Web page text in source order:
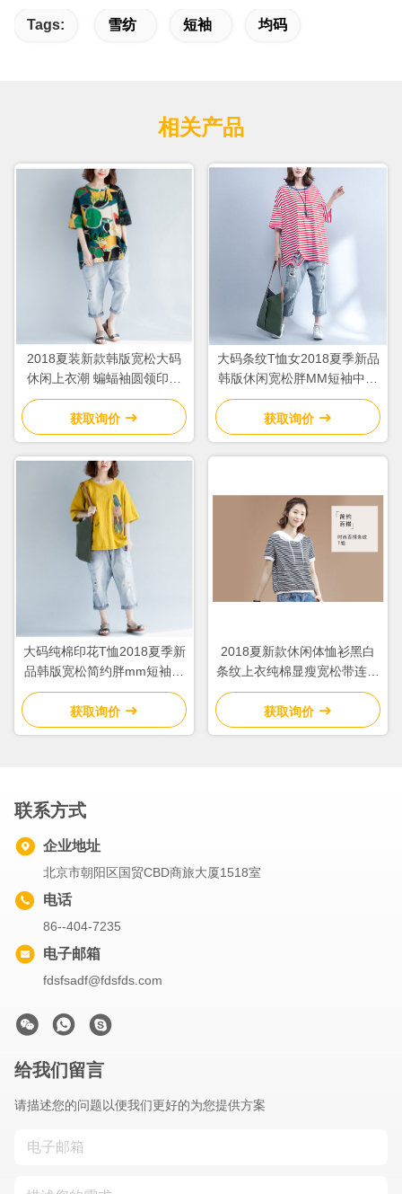
Tags: 雪纺 短袖 均码
相关产品
2018夏装新款韩版宽松大码
休闲上衣潮 蝙蝠袖圆领印花
短袖T恤女
获取询价
大码条纹T恤女2018夏季新品
韩版休闲宽松胖MM短袖中长
上衣
获取询价
大码纯棉印花T恤2018夏季新
品韩版宽松简约胖mm短袖上
衣女
获取询价
2018夏新款休闲体恤衫黑白
条纹上衣纯棉显瘦宽松带连帽
短袖T恤女
获取询价
联系方式
企业地址
北京市朝阳区国贸CBD商旅大厦1518室
电话
86--404-7235
电子邮箱
fdsfsadf@fdsfds.com
给我们留言
请描述您的问题以便我们更好的为您提供方案